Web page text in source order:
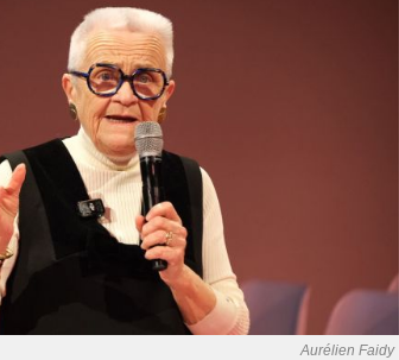
Aurélien Faidy